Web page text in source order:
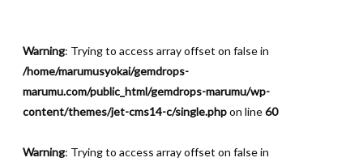
Warning: Trying to access array offset on false in
/home/marumusyokai/gemdrops-
marumu.com/public_html/gemdrops-marumu/wp-
content/themes/jet-cms14-c/single.phpon line60
Warning: Trying to access array offset on false in